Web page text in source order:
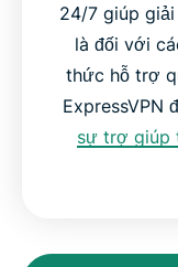
24/7 giúp
là đối với
thức hỗ trợ
ExpressVPN
sự trợ giúp